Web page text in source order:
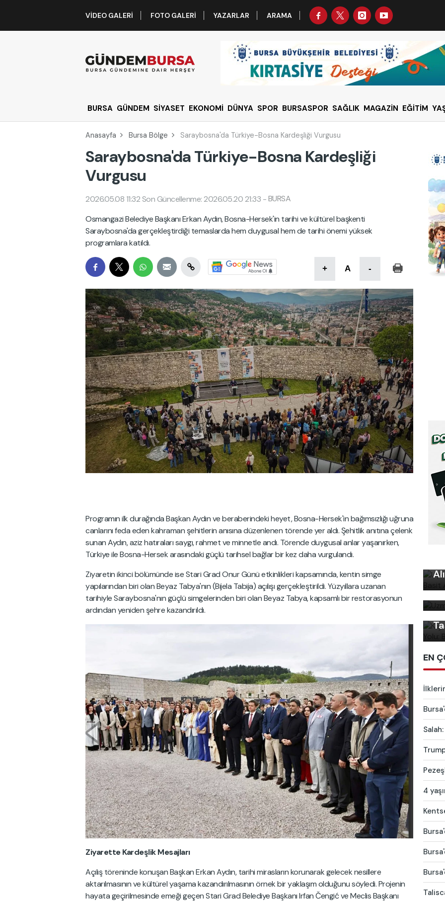
VIDEO GALERI FOTO GALERI YAZARLAR ARAMA
BURSA GÜNDEM SİYASET EKONOMİ DÜNYA SPOR BURSASPOR SAĞLIK MAGAZİN EĞİTİM
Anasayfa Bursa Bölge Saraybosna'da Türkiye-Bosna Kardeşliği Vurgusu
Saraybosna'da Türkiye-Bosna Kardeşliği
Vurgusu
2026.05.08 11:32 Son Güncellenme: 2026.05.20 21:33 -BURSA
Osmangazi Belediye Başkanı Erkan Aydın, Bosna-Hersek'in tarihi ve kültürel başkenti
Saraybosna'da gerçekleştirdiği temaslarda hem duygusal hem de tarihi önemi yüksek
programlara katıldı.
+ A -
Programın ilk durağında Başkan Aydın ve beraberindeki heyet, Bosna-Hersek'in bağımsızlığı uğruna
canlarını feda eden kahraman şehitlerin anısına düzenlenen törende yer aldı. Şehitlik anıtına çelenk
sunan Aydın, aziz hatıraları saygı, rahmet ve minnetle andı. Törende duygusal anlar yaşanırken,
Türkiye ile Bosna-Hersek arasındaki güçlü tarihsel bağlar bir kez daha vurgulandı.
Ziyaretin ikinci bölümünde ise Stari Grad Onur Günü etkinlikleri kapsamında, kentin simge
yapılarından biri olan Beyaz Tabya'nın (Bijela Tabija) açılışı gerçekleştirildi. Yüzyıllara uzanan
tarihiyle Saraybosna'nın güçlü simgelerinden biri olan Beyaz Tabya, kapsamlı bir restorasyonun
ardından yeniden şehre kazandırıldı.
Ziyarette Kardeşlik Mesajları
Açılış töreninde konuşan Başkan Erkan Aydın, tarihi mirasların korunarak gelecek nesillere
aktarılmasının ve kültürel yaşama kazandırılmasının örnek bir yaklaşım olduğunu söyledi. Projenin
hayata geçirilmesinde emeği geçen Stari Grad Belediye Başkanı Irfan Čengić ve Meclis Başkanı
EN
4